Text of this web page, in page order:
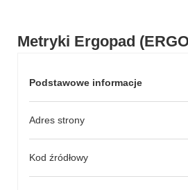
Metryki Ergopad
Podstawowe informacje
Adres strony
Kod źródłowy